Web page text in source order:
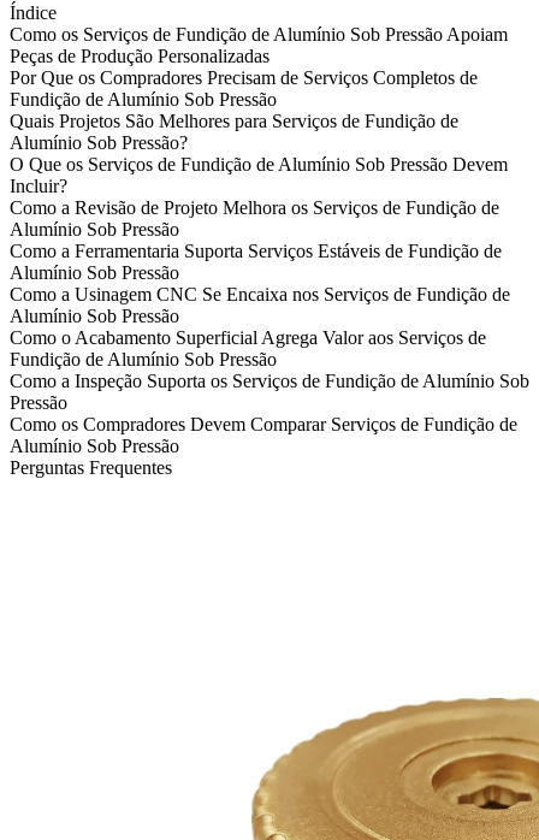
Índice
Como os Serviços de Fundição de Alumínio Sob Pressão Apoiam
Peças de Produção Personalizadas
Por Que os Compradores Precisam de Serviços Completos de
Fundição de Alumínio Sob Pressão
Quais Projetos São Melhores para Serviços de Fundição de
Alumínio Sob Pressão?
O Que os Serviços de Fundição de Alumínio Sob Pressão Devem
Incluir?
Como a Revisão de Projeto Melhora os Serviços de Fundição de
Alumínio Sob Pressão
Como a Ferramentaria Suporta Serviços Estáveis de Fundição de
Alumínio Sob Pressão
Como a Usinagem CNC Se Encaixa nos Serviços de Fundição de
Alumínio Sob Pressão
Como o Acabamento Superficial Agrega Valor aos Serviços de
Fundição de Alumínio Sob Pressão
Como a Inspeção Suporta os Serviços de Fundição de Alumínio Sob
Pressão
Como os Compradores Devem Comparar Serviços de Fundição de
Alumínio Sob Pressão
Perguntas Frequentes